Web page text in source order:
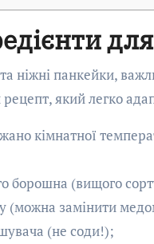
ніжні панкейки,
який легко
кімнатної
борошна (вищого
(можна замінити
(не соди!);